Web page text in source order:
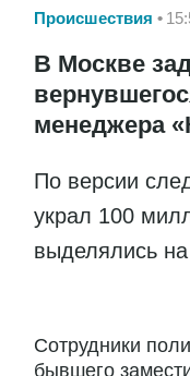
Происшествия
В Москве
менеджера
По версии
украл 100
выделялись
Сотрудники
бывшего